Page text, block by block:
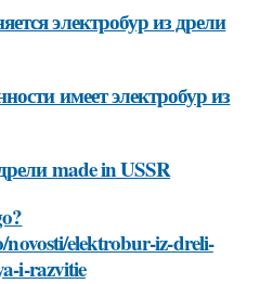
электробур из дрели
имеет электробур из
made in USSR
elektrobur-iz-dreli-
i-razvitie